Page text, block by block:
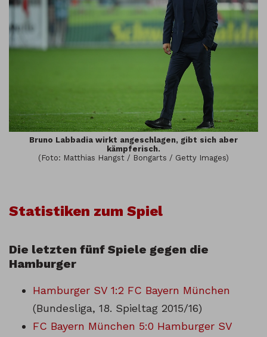
Bruno Labbadia wirkt angeschlagen, gibt sich aber
kämpferisch.
(Foto: Matthias Hangst / Bongarts / Getty Images)
Statistiken zum Spiel
Die letzten fünf Spiele gegen die
Hamburger
Hamburger SV 1:2 FC Bayern München
(Bundesliga, 18. Spieltag 2015/16)
FC Bayern München 5:0 Hamburger SV